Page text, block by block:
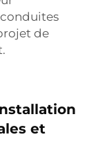
de
et